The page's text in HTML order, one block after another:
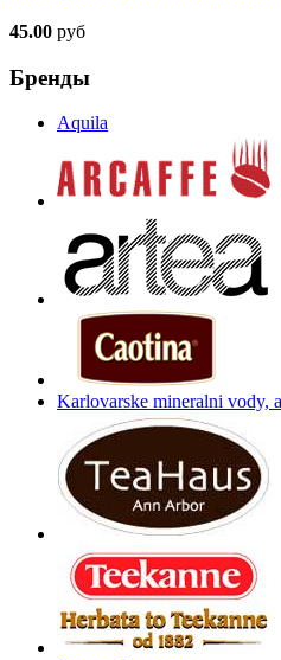
45.00 руб
Бренды
Aquila
Karlovarske mineralni vody,